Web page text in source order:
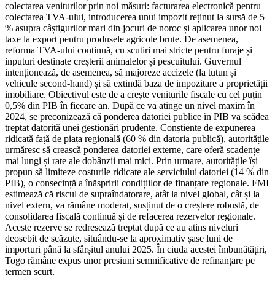
colectarea veniturilor prin noi măsuri: facturarea electronică pentru
colectarea TVA-ului, introducerea unui impozit reținut la sursă de 5
% asupra câștigurilor mari din jocuri de noroc și aplicarea unor noi
taxe la export pentru produsele agricole brute. De asemenea,
reforma TVA-ului continuă, cu scutiri mai stricte pentru furaje și
inputuri destinate creșterii animalelor și pescuitului. Guvernul
intenționează, de asemenea, să majoreze accizele (la tutun și
vehicule second-hand) și să extindă baza de impozitare a proprietății
imobiliare. Obiectivul este de a crește veniturile fiscale cu cel puțin
0,5% din PIB în fiecare an. După ce va atinge un nivel maxim în
2024, se preconizează că ponderea datoriei publice în PIB va scădea
treptat datorită unei gestionări prudente. Conștiente de expunerea
ridicată față de piața regională (60 % din datoria publică), autoritățile
urmăresc să crească ponderea datoriei externe, care oferă scadențe
mai lungi și rate ale dobânzii mai mici. Prin urmare, autoritățile își
propun să limiteze costurile ridicate ale serviciului datoriei (14 % din
PIB), o consecință a înăspririi condițiilor de finanțare regionale. FMI
estimează că riscul de supraîndatorare, atât la nivel global, cât și la
nivel extern, va rămâne moderat, susținut de o creștere robustă, de
consolidarea fiscală continuă și de refacerea rezervelor regionale.
Aceste rezerve se redresează treptat după ce au atins niveluri
deosebit de scăzute, situându-se la aproximativ șase luni de
importuri până la sfârșitul anului 2025. În ciuda acestei îmbunătățiri,
Togo rămâne expus unor presiuni semnificative de refinanțare pe
termen scurt.